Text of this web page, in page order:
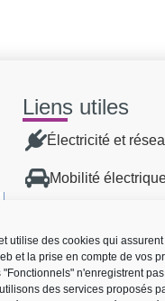
utilise des cookies qui
et la prise en compte de vos
n'enregistrent
des services proposés
Liens utiles
Électricité et
Mobilité
Transition
Réseau de chaleur